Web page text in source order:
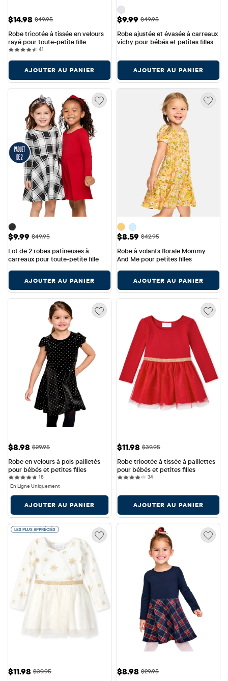
Prix ​​de vente: $14.98
$14.98 Prix ​​d'origine: $49.95
$49.95
Robe tricotée à tissée en velours
rayé pour toute-petite fille
41
AJOUTER AU PANIER
Prix ​​de vente: $9.99
$9.99 Prix ​​d'origine: $49.95
$49.95
Robe ajustée et évasée à carreaux
vichy pour bébés et petites filles
AJOUTER AU PANIER
Prix ​​de vente: $9.99
$9.99 Prix ​​d'origine: $49.95
$49.95
Lot de 2 robes patineuses à
carreaux pour toute-petite fille
AJOUTER AU PANIER
Prix ​​de vente: $8.59
$8.59 Prix ​​d'origine: $42.95
$42.95
Robe à volants florale Mommy
And Me pour petites filles
AJOUTER AU PANIER
Prix ​​de vente: $8.98
$8.98 Prix ​​d'origine: $29.95
$29.95
Robe en velours à pois pailletés
pour bébés et petites filles
1818 reviews
En Ligne Uniquement
AJOUTER AU PANIER
Prix ​​de vente: $11.98
$11.98 Prix ​​d'origine: $39.95
$39.95
Robe tricotée à tissée à paillettes
pour bébés et petites filles
3434 reviews
AJOUTER AU PANIER
LES PLUS APPRÉCIÉS
Prix ​​de vente: $11.98
$11.98 Prix ​​d'origine: $39.95
$39.95 Prix ​​de vente: $8.98
$8.98 Prix ​​d'origine: $29.95
$29.95